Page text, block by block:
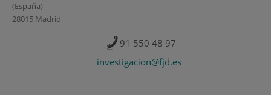
(España)
28015 Madrid
91 550 48 97
investigacion@fjd.es